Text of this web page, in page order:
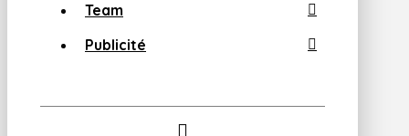
Team
Publicité